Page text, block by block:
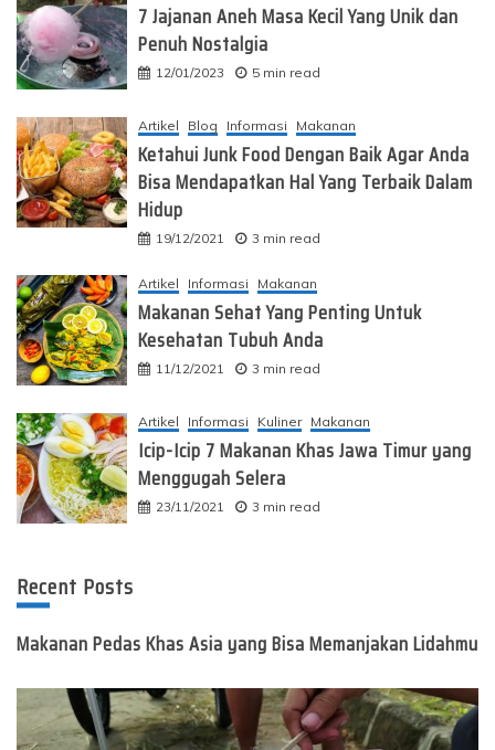
7 Jajanan Aneh Masa Kecil Yang Unik dan
Penuh Nostalgia
12/01/2023 5 min read
Artikel Blog Informasi Makanan
Ketahui Junk Food Dengan Baik Agar Anda
Bisa Mendapatkan Hal Yang Terbaik Dalam
Hidup
19/12/2021 3 min read
Artikel Informasi Makanan
Makanan Sehat Yang Penting Untuk
Kesehatan Tubuh Anda
11/12/2021 3 min read
Artikel Informasi Kuliner Makanan
Icip-Icip 7 Makanan Khas Jawa Timur yang
Menggugah Selera
23/11/2021 3 min read
Recent Posts
Makanan Pedas Khas Asia yang Bisa Memanjakan Lidahmu